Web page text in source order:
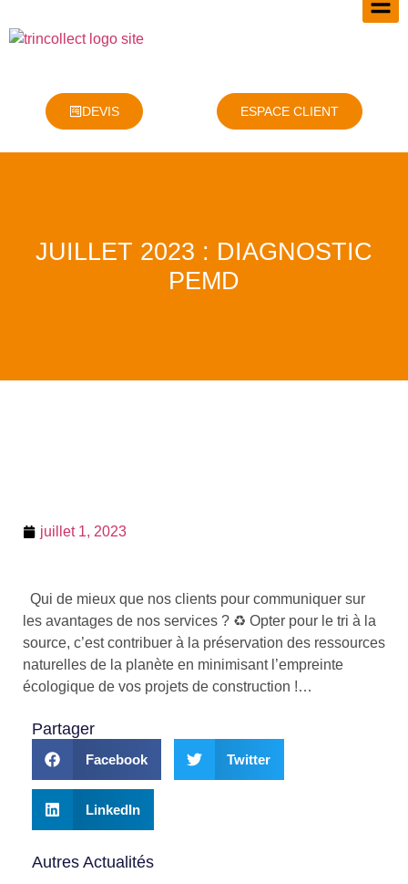
DEVIS ESPACE CLIENT
JUILLET 2023 : DIAGNOSTIC
PEMD
juillet 1, 2023
Qui de mieux que nos clients pour communiquer sur
les avantages de nos services ? ♻️ Opter pour le tri à la
source, c’est contribuer à la préservation des ressources
naturelles de la planète en minimisant l’empreinte
écologique de vos projets de construction !…
Partager
Facebook Twitter
LinkedIn
Autres Actualités